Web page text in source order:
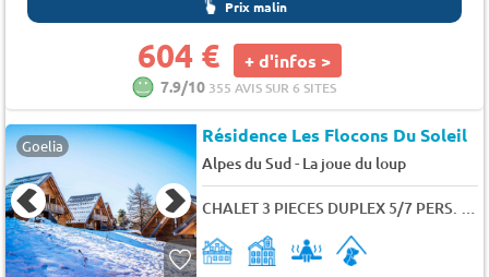
Prix malin
604 € + d'infos >
7.9/10 355 AVIS SUR 6 SITES
Goelia Résidence Les Flocons Du Soleil
Alpes du Sud- La joue du loup
CHALET 3 PIECES DUPLEX 5/7 PERS. PREMIUM